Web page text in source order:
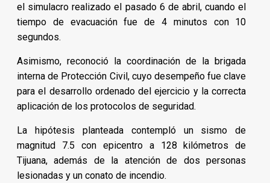
el simulacro realizado el pasado 6 de abril, cuando el
tiempo de evacuación fue de 4 minutos con 10
segundos.
Asimismo, reconoció la coordinación de la brigada
interna de Protección Civil, cuyo desempeño fue clave
para el desarrollo ordenado del ejercicio y la correcta
aplicación de los protocolos de seguridad.
La hipótesis planteada contempló un sismo de
magnitud 7.5 con epicentro a 128 kilómetros de
Tijuana, además de la atención de dos personas
lesionadas y un conato de incendio.